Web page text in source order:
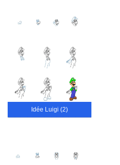
Idée Luigi (2)